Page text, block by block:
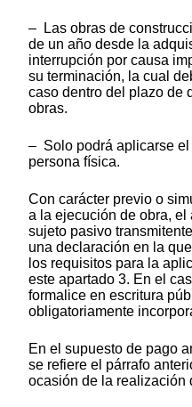
– Las obras de
de un año desde la
interrupción por causa
su terminación, la cual
caso dentro del plazo de
obras.
– Solo podrá aplicarse
persona física.
Con carácter previo o
a la ejecución de obra, el
sujeto pasivo
una declaración en la
los requisitos para la
este apartado 3. En el
formalice en escritura
obligatoriamente
En el supuesto de pago
se refiere el párrafo
ocasión de la realización